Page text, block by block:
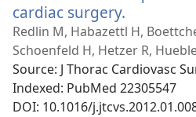
cardiac surgery.
у
новому
вікні)
Redlin M, Habazettl H,
Schoenfeld H, Hetzer R,
Source‎: J Thorac Cardiovasc
Indexed‎: PubMed 22305547
DOI‎: 10.1016/